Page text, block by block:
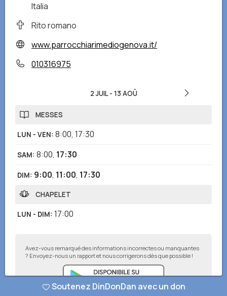
Italia
Rito romano
www.parrocchiarimediogenova.it/
010316975
2 JUIL- 13 AOÛ
MESSES
LUN - VEN: 8:00, 17:30
SAM: 8:00, 17:30
DIM: 9:00, 11:00, 17:30
CHAPELET
LUN - DIM: 17:00
Avez-vous remarqué des informations incorrectes ou manquantes
? Envoyez-nous un rapport et nous corrigerons dès que possible !
Soutenez DinDonDan avec un don